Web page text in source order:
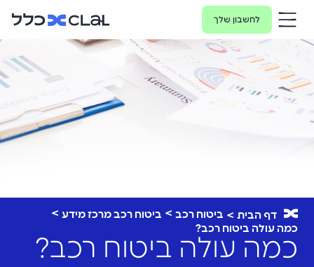
לחשבון שלך
דף הבית ביטוח רכב
ביטוח רכב מרכז מידע
כמה עולה ביטוח רכב?
כמה עולה ביטוח רכב?